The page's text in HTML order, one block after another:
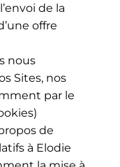
de la
offre
nous
Sites, nos
par le
de
à Elodie